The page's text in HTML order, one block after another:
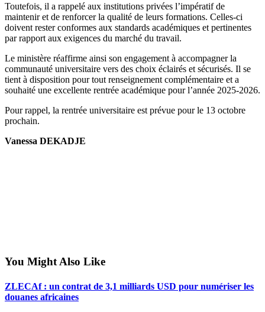
Toutefois, il a rappelé aux institutions privées l’impératif de
maintenir et de renforcer la qualité de leurs formations. Celles-ci
doivent rester conformes aux standards académiques et pertinentes
par rapport aux exigences du marché du travail.
Le ministère réaffirme ainsi son engagement à accompagner la
communauté universitaire vers des choix éclairés et sécurisés. Il se
tient à disposition pour tout renseignement complémentaire et a
souhaité une excellente rentrée académique pour l’année 2025-2026.
Pour rappel, la rentrée universitaire est prévue pour le 13 octobre
prochain.
Vanessa DEKADJE
You Might Also Like
ZLECAf : un contrat de 3,1 milliards USD pour numériser les
douanes africaines